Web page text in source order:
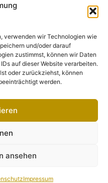
verwenden wir Technologien wie
und/oder darauf
zustimmst, können wir Daten
auf dieser Website verarbeiten.
oder zurückziehst, können
werden.
ansehen
Impressum